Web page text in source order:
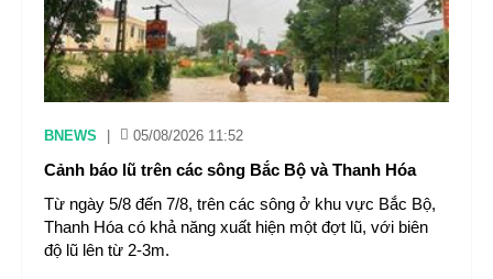
BNEWS 05/08/2026 11:52
Cảnh báo lũ trên các sông Bắc Bộ và Thanh Hóa
Từ ngày 5/8 đến 7/8, trên các sông ở khu vực Bắc Bộ,
Thanh Hóa có khả năng xuất hiện một đợt lũ, với biên
độ lũ lên từ 2-3m.